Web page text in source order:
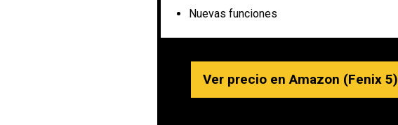
Nuevas funciones
Ver precio en Amazon (Fenix 5)